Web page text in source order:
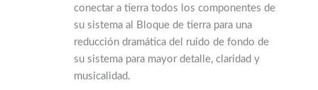
conectar a tierra todos los componentes de
su sistema al Bloque de tierra para una
reducción dramática del ruido de fondo de
su sistema para mayor detalle, claridad y
musicalidad.